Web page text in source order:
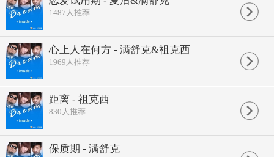
1487 人推荐
心上人在何方 - 满舒克&祖克西
1969 人推荐
距离 - 祖克西
830 人推荐
保质期 - 满舒克